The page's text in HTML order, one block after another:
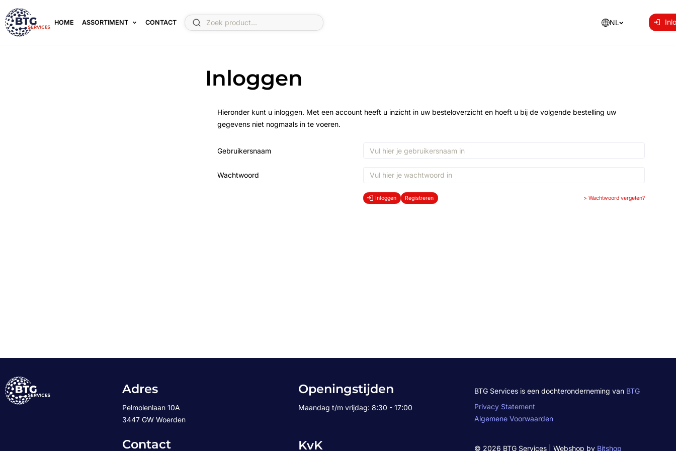
HOME ASSORTIMENT CONTACT NL
Inloggen
Hieronder kunt u inloggen. Met een account heeft u inzicht in uw besteloverzicht en hoeft u bij de volgende bestelling uw
gegevens niet nogmaals in te voeren.
Gebruikersnaam
Wachtwoord
Inloggen Registreren >Wachtwoord vergeten?
Adres
Pelmolenlaan 10A
3447 GW Woerden
Contact
Openingstijden
Maandag t/m vrijdag: 8:30 - 17:00
KvK
BTG Services is een dochteronderneming van BTG
Privacy Statement
Algemene Voorwaarden
© 2026 BTG Services | Webshop by Bitshop